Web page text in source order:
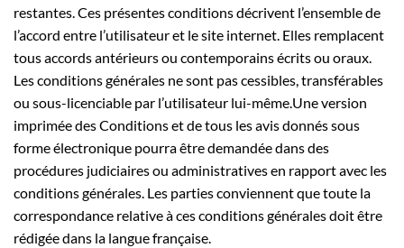
restantes. Ces présentes conditions décrivent l’ensemble de
l’accord entre l’utilisateur et le site internet. Elles remplacent
tous accords antérieurs ou contemporains écrits ou oraux.
Les conditions générales ne sont pas cessibles, transférables
ou sous-licenciable par l’utilisateur lui-même.Une version
imprimée des Conditions et de tous les avis donnés sous
forme électronique pourra être demandée dans des
procédures judiciaires ou administratives en rapport avec les
conditions générales. Les parties conviennent que toute la
correspondance relative à ces conditions générales doit être
rédigée dans la langue française.